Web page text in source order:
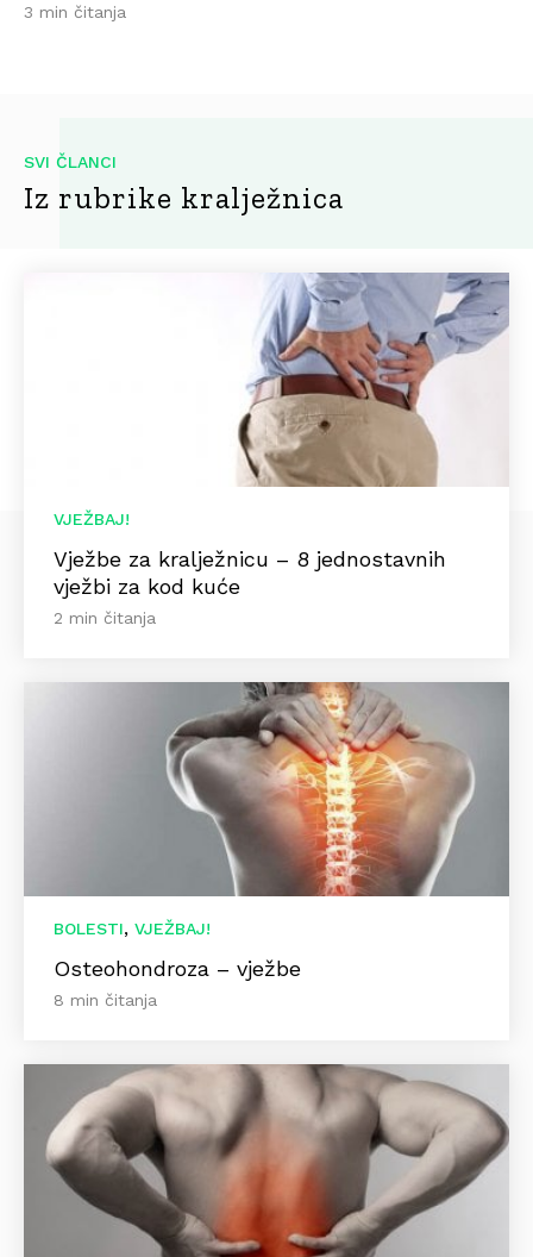
3 min čitanja
Iz rubrike kralježnica
SVI ČLANCI
VJEŽBAJ!
Vježbe za kralježnicu – 8 jednostavnih
vježbi za kod kuće
2 min čitanja
BOLESTI, VJEŽBAJ!
Osteohondroza – vježbe
8 min čitanja